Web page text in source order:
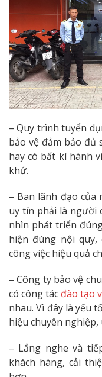
– Quy trình tuyển
bảo vệ đảm bảo đủ
hay có bất kì hành
khứ.
– Ban lãnh đạo của
uy tín phải là người
nhìn phát triển
hiện đúng nội
công việc hiệu quả
– Công ty bảo vệ
có công tác đào tạo
nhau. Vì đây là yếu
hiệu chuyên
– Lắng nghe và
khách hàng, cải